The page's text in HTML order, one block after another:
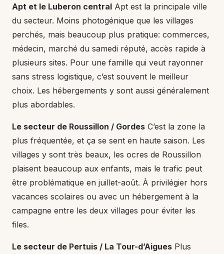
Apt et le Luberon central Apt est la principale ville
du secteur. Moins photogénique que les villages
perchés, mais beaucoup plus pratique: commerces,
médecin, marché du samedi réputé, accès rapide à
plusieurs sites. Pour une famille qui veut rayonner
sans stress logistique, c’est souvent le meilleur
choix. Les hébergements y sont aussi généralement
plus abordables.
Le secteur de Roussillon / Gordes C’est la zone la
plus fréquentée, et ça se sent en haute saison. Les
villages y sont très beaux, les ocres de Roussillon
plaisent beaucoup aux enfants, mais le trafic peut
être problématique en juillet-août. À privilégier hors
vacances scolaires ou avec un hébergement à la
campagne entre les deux villages pour éviter les
files.
Le secteur de Pertuis / La Tour-d’Aigues Plus